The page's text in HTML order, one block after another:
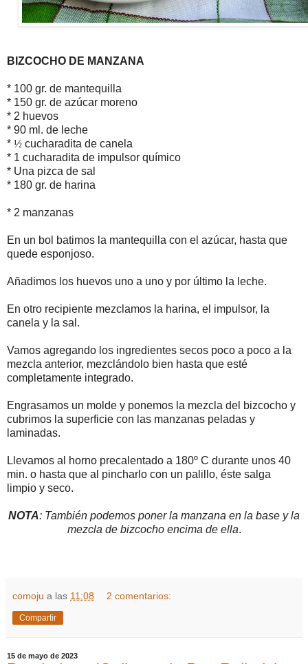
BIZCOCHO DE MANZANA
* 100 gr. de mantequilla
* 150 gr. de azúcar moreno
* 2 huevos
* 90 ml. de leche
* ½ cucharadita de canela
* 1 cucharadita de impulsor químico
* Una pizca de sal
* 180 gr. de harina
* 2 manzanas
En un bol batimos la mantequilla con el azúcar, hasta que
quede esponjoso.
Añadimos los huevos uno a uno y por último la leche.
En otro recipiente mezclamos la harina, el impulsor, la
canela y la sal.
Vamos agregando los ingredientes secos poco a poco a la
mezcla anterior, mezclándolo bien hasta que esté
completamente integrado.
Engrasamos un molde y ponemos la mezcla del bizcocho y
cubrimos la superficie con las manzanas peladas y
laminadas.
Llevamos al horno precalentado a 180º C durante unos 40
min. o hasta que al pincharlo con un palillo, éste salga
limpio y seco.
NOTA: También podemos poner la manzana en la base y la
mezcla de bizcocho encima de ella.
comoju a las 11:08 2 comentarios:
Compartir
15 de mayo de 2023